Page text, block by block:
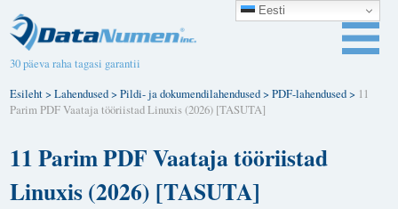
30 päeva raha tagasi garantii
Esileht>Lahendused>Pildi- ja dokumendilahendused>PDF-lahendused> 11
Parim PDF Vaataja tööriistad Linuxis (2026) [TASUTA]
11 Parim PDF Vaataja tööriistad
Linuxis (2026) [TASUTA]
Eesti